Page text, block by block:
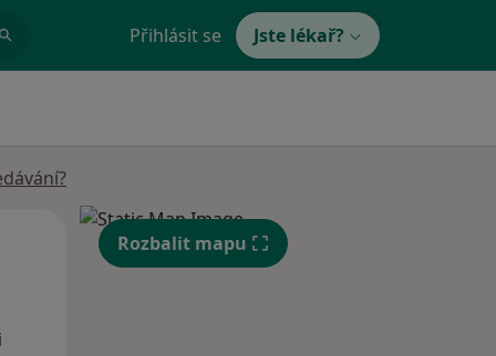
Přihlásit se Jste lékař?
Út St
12 Srpen
Rozbalit mapu